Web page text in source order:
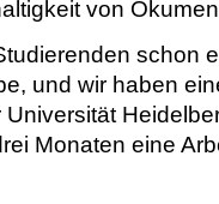
von
schon
und wir haben
Monaten eine